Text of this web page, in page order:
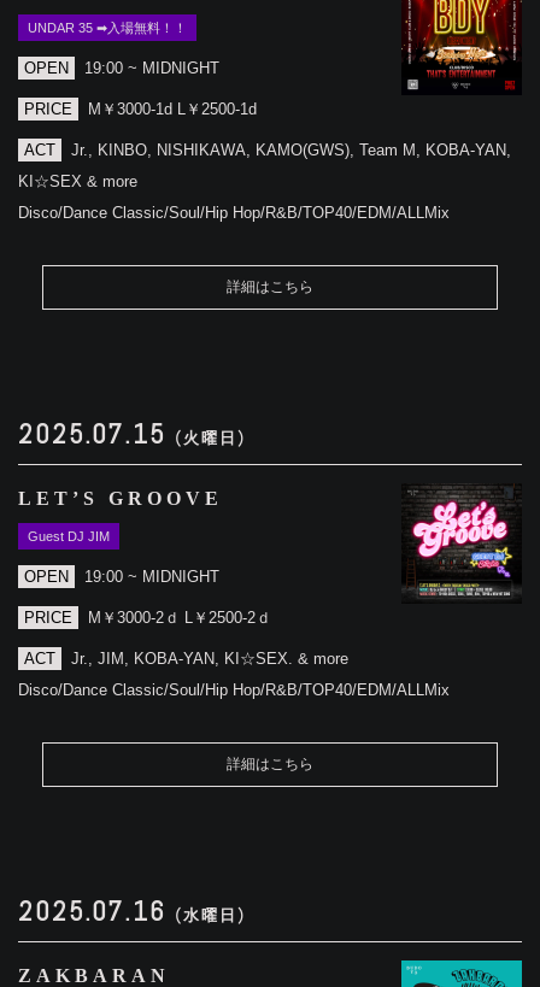
UNDAR 35 ➡入場無料！！
OPEN 19:00 ~ MIDNIGHT
PRICE M￥3000-1d L￥2500-1d
ACT
Jr., KINBO, NISHIKAWA, KAMO(GWS), Team M, KOBA-YAN,
KI☆SEX & more
Disco/Dance Classic/Soul/Hip Hop/R&B/TOP40/EDM/ALLMix
詳細はこちら
2025.07.15 (火曜日)
LET’S GROOVE
Guest DJ JIM
OPEN 19:00 ~ MIDNIGHT
PRICE M￥3000-2ｄ L￥2500-2ｄ
ACT
Jr., JIM, KOBA-YAN, KI☆SEX. & more
Disco/Dance Classic/Soul/Hip Hop/R&B/TOP40/EDM/ALLMix
詳細はこちら
2025.07.16 (水曜日)
ZAKBARAN